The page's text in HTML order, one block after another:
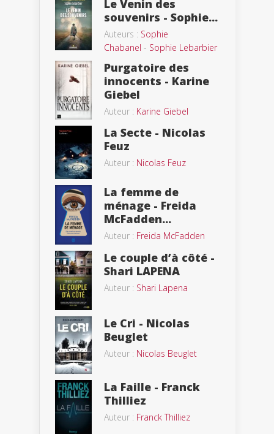
Le Venin des
souvenirs - Sophie...
Auteurs : Sophie
Chabanel - Sophie Lebarbier
Purgatoire des
innocents - Karine
Giebel
Auteur : Karine Giebel
La Secte - Nicolas
Feuz
Auteur : Nicolas Feuz
La femme de
ménage - Freida
McFadden...
Auteur : Freida McFadden
Le couple d’à côté -
Shari LAPENA
Auteur : Shari Lapena
Le Cri - Nicolas
Beuglet
Auteur : Nicolas Beuglet
La Faille - Franck
Thilliez
Auteur : Franck Thilliez